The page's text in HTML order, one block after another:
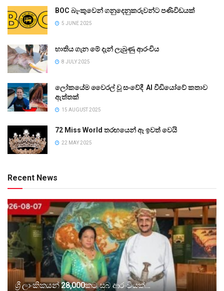
BOC බැංකුවෙන් ගනුදෙනුකරුවන්ට පණිවිඩයක්
5 JUNE 2025
භාතිය ගැන මේ දැන් ලැබුණු ආරංචිය
8 JULY 2025
ලෝකයේම වෛරල් වූ සංවේදී AI වීඩියෝවේ කතාව
ඇත්තක්
15 AUGUST 2025
72 Miss World තරඟයෙන් ඈ ඉවත් වෙයි
22 MAY 2025
Recent News
ශ්‍රී ලාංකිකයන් 28,000කට සුබ ආරංචියක්…